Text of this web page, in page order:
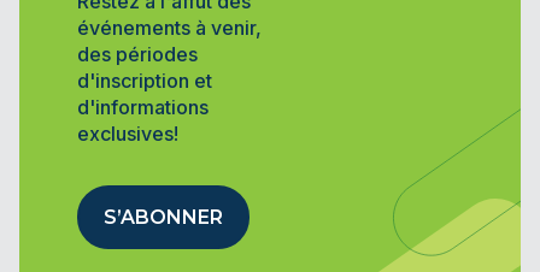
événements à venir,
des périodes
d'inscription et
d'informations
exclusives!
S’ABONNER